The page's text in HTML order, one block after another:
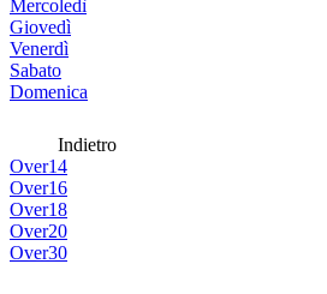
Mercoledì
Giovedì
Venerdì
Sabato
Domenica
Indietro
Over14
Over16
Over18
Over20
Over30